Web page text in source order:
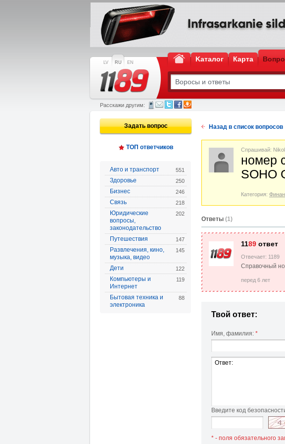
LV RU EN Kаталог Карта
Расскажи другим:
Задать вопрос
ТОП ответчиков
Авто и транспорт 551
Здоровье 250
Бизнес 246
Связь 218
Юридические
вопросы,
законодательство
202
Путешествия 147
Развлечения, кино,
музыка, видео
145
Дети 122
Компьютеры и
Интернет
119
Бытовая техника и
электроника
88
Назад в список вопросов
Спрашивай:
номер
SOHO
Категория:
Oтветы (1)
1189 ответ
Отвечает: 1189
Справочный
перед 6 лет
Твой ответ:
Имя, фамилия: *
Введите код
* - поля обязательного